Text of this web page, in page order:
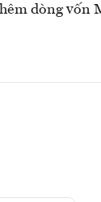
dòng vốn